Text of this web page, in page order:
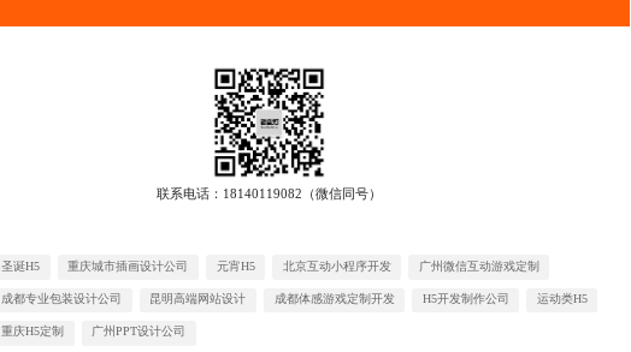
联系电话： 18140119082 （微信同号）
圣诞H5 重庆城市插画设计公司 元宵H5 北京互动小程序开发 广州微信互动游戏定制
成都专业包装设计公司 昆明高端网站设计 成都体感游戏定制开发 H5开发制作公司 运动类H5
重庆H5定制 广州PPT设计公司